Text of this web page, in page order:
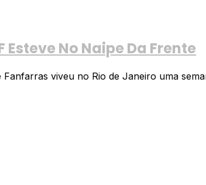
Esteve No Naipe Da Frente
viveu no Rio de Janeiro uma